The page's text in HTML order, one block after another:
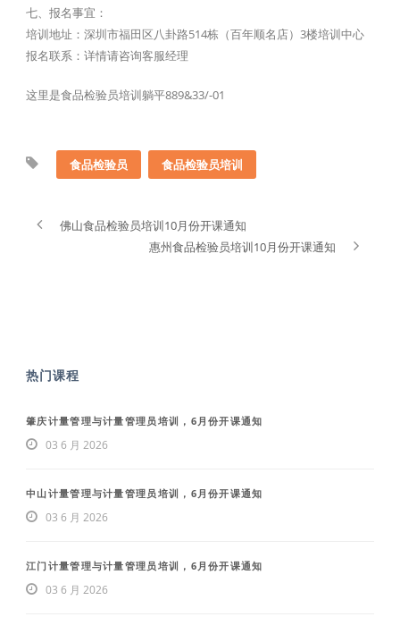
七、报名事宜：
培训地址：深圳市福田区八卦路514栋（百年顺名店）3楼培训中心
报名联系：详情请咨询客服经理
这里是食品检验员培训躺平889&33/-01
食品检验员 食品检验员培训
佛山食品检验员培训10月份开课通知
惠州食品检验员培训10月份开课通知
热门课程
肇庆计量管理与计量管理员培训，6月份开课通知
03 6 月 2026
中山计量管理与计量管理员培训，6月份开课通知
03 6 月 2026
江门计量管理与计量管理员培训，6月份开课通知
03 6 月 2026